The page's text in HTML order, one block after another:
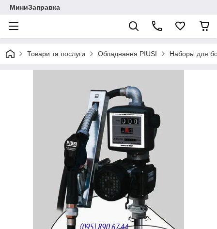
МиниЗаправка
Товари та послуги Обладнання PIUSI Наборы для